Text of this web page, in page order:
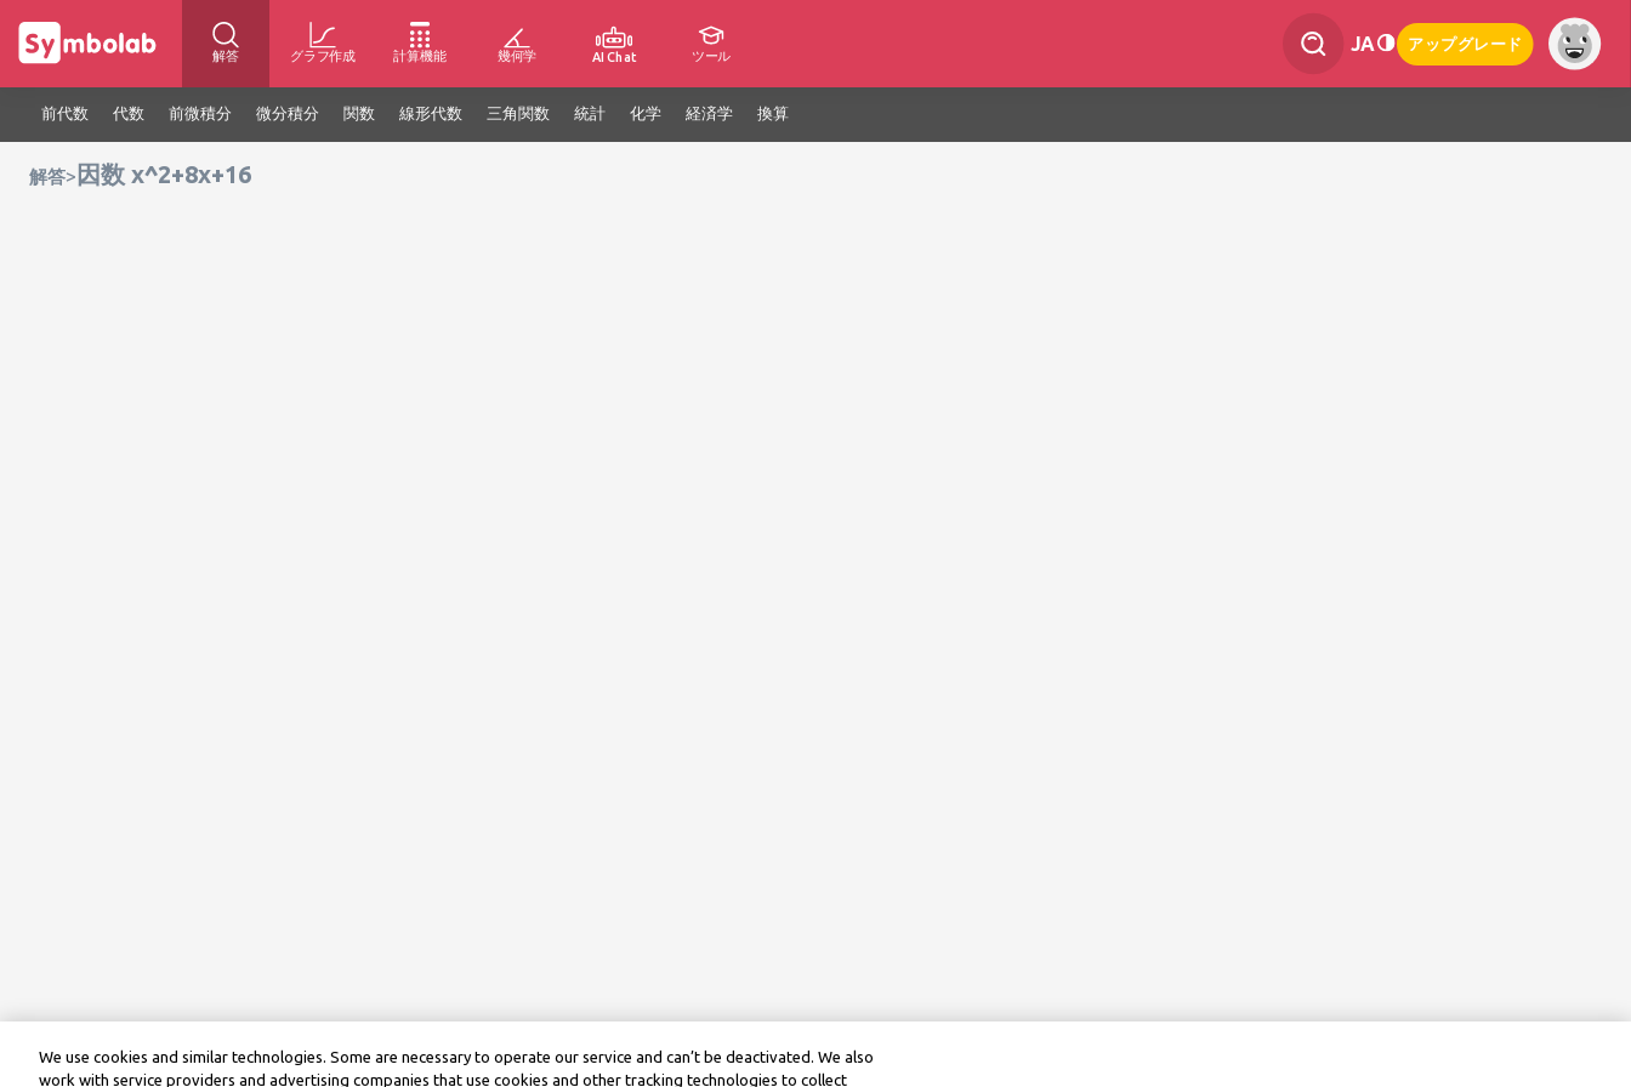
解答 グラフ作成 計算機能 幾何学 AI Chat ツール
JA アップグレード
前代数 代数 前微積分 微分積分 関数 線形代数 三角関数 統計 化学 経済学 換算
解答> 因数 x^2+8x+16
We use cookies and similar technologies. Some are necessary to operate our service and can’t be deactivated. We also
work with service providers and advertising companies that use cookies and other tracking technologies to collect